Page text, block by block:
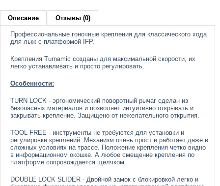
Описание Отзывы (0)
Профессиональные гоночные крепления для классического хода
для лыж с платформой IFP.
Крепления Turnamic созданы для максимальной скорости, их
легко устанавливать и просто регулировать.
Особенности:
TURN LOCK - эргономический поворотный рычаг сделан из
безопасных материалов и позволяет интуитивно открывать и
закрывать крепление. Защищено от нежелательного открытия.
TOOL FREE - инструменты не требуются для установки и
регулировки креплений. Механизм очень прост и работает даже в
сложных условиях на трассе. Положение крепления четко видно
в информационном окошке. А любое смещение крепления по
платформе сопровождается щелчком.
DOUBLE LOCK SLIDER - Двойной замок с блокировкой легко и